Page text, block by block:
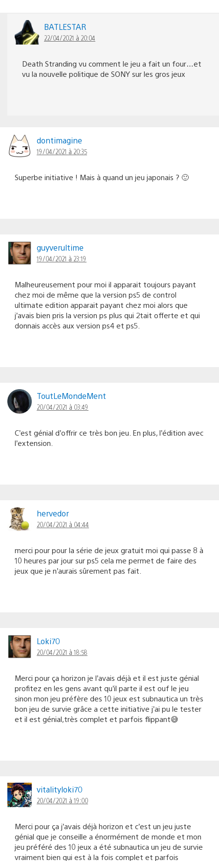
BATLESTAR
22/04/2021 à 20:04
Death Stranding vu comment le jeu a fait un four…et
vu la nouvelle politique de SONY sur les gros jeux
dontimagine
19/04/2021 à 20:35
Superbe initiative ! Mais à quand un jeu japonais ? 🙂
guyverultime
19/04/2021 à 23:19
Malheureusement pour moi il apparait toujours payant
chez moi de même que la version ps5 de control
ultimate edition apparait payant chez moi alors que
j’avais bien pris la version ps plus qui 2tait offerte et qui
donnais accès aux version ps4 et ps5.
ToutLeMondeMent
20/04/2021 à 03:49
C’est génial d’offrir ce très bon jeu. En plus, l’édition avec
l’extension.
hervedor
20/04/2021 à 04:44
merci pour pour la série de jeux gratuit moi qui passe 8 à
10 heures par jour sur ps5 cela me permet de faire des
jeux que je n’aurais sûrement pas fait.
Loki70
20/04/2021 à 18:58
Merci pour ça horizon je l’avais déjà et il est juste génial
profitez en les gens avant qu’il parte il est ouf le jeu
sinon mon jeu préfère des 10 jeux est subnautica un très
bon jeu de survie grâce a cette initiative j’ai pu le tester
et il est génial,très complet et parfois flippant😅
vitalityloki70
20/04/2021 à 19:00
Merci pour ça j’avais déjà horizon et c’est un jeu juste
génial que je conseille a énormément de monde et mon
jeu préféré des 10 jeux a été subnautica un jeu de survie
vraiment bien qui est à la fois complet et parfois